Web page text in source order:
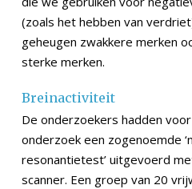
(zoals het hebben van
geheugen zwakkere merken
sterke merken.
Breinactiviteit
De onderzoekers hadden voor
onderzoek een zogenoemde
resonantietest’ uitgevoerd
scanner. Een groep van 20